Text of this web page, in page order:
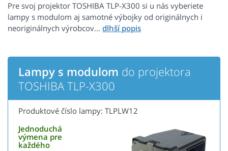
Pre svoj projektor TOSHIBA TLP-X300 si u nás vyberiete
lampy s modulom aj samotné výbojky od originálnych i
neoriginálnych výrobcov...
Lampy s modulom do projektora
TOSHIBA TLP-X300
Produktové číslo lampy: TLPLW12
Jednoduchá
výmena pre
každého